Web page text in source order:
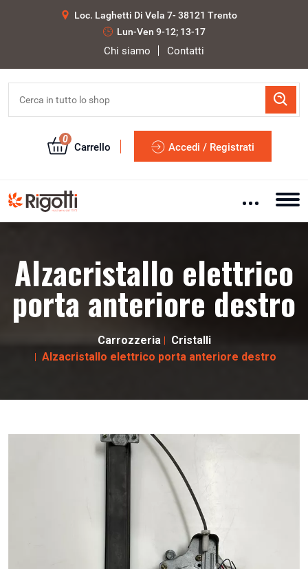
Loc. Laghetti Di Vela 7- 38121 Trento
Lun-Ven 9-12; 13-17
Chi siamo Contatti
0
Carrello Accedi / Registrati
Alzacristallo elettrico
porta anteriore destro
Carrozzeria
Cristalli
Alzacristallo elettrico porta anteriore destro